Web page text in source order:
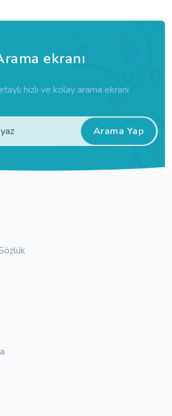
ekranı
hızlı ve kolay arama ekranı
Arama Yap